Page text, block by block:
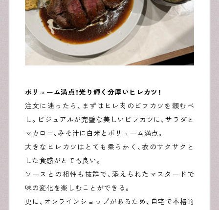
ボリューム満点！光り輝く分厚いヒレカツ！
注文に迷ったら、まずはヒレ肉のビフカツを頼むべ
し。ビジュアルが完璧な美しいビフカツに、サラダと
マカロニ、みそ汁に白米とボリューム満点。
大きなヒレカツはとても柔らかく、衣のサクサクと
した食感がとても良い。
ソースとの相性も抜群で、添えられたマスタードで
味の変化を楽しむことができる。
更に、オンラインショップがあるため、自宅で本格的